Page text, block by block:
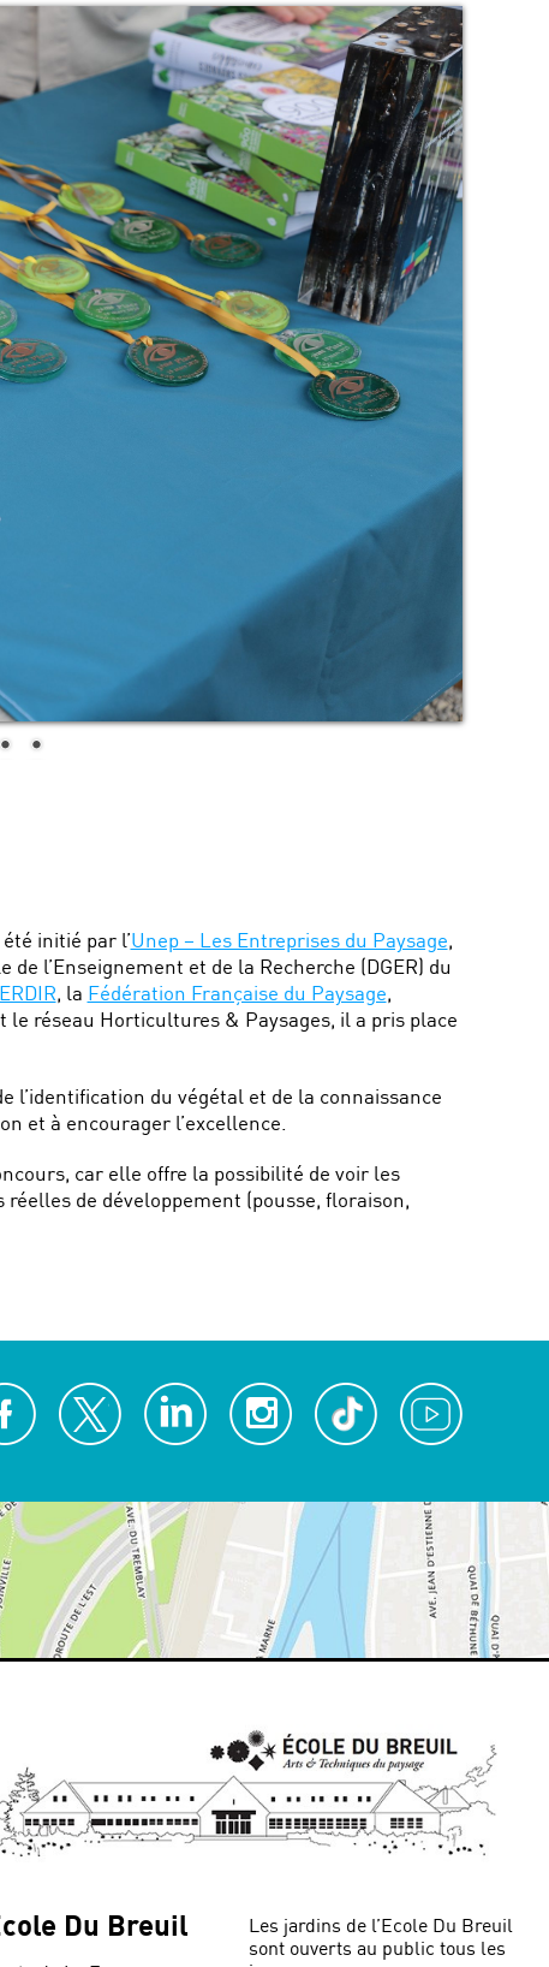
initié par l’Unep – Les Entreprises du Paysage
l’Enseignement et de la Recherche (DGER) du
l’identification du végétal et de la connaissance
et à encourager l’excellence.
car elle offre la possibilité de voir les